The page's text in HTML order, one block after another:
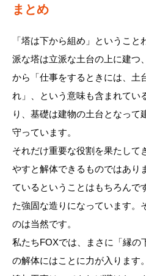
まとめ
「塔は下から組め」というこ
派な塔は立派な土台の上に建つ
から「仕事をするときには、土
れ」、という意味も含まれてい
り、基礎は建物の土台となって
守っています。
それだけ重要な役割を果たして
やすと解体できるものではあり
ているということはもちろんで
た強固な造りになっています。
のは当然です。
私たちFOXでは、まさに「縁の
の解体にはことに力が入ります。